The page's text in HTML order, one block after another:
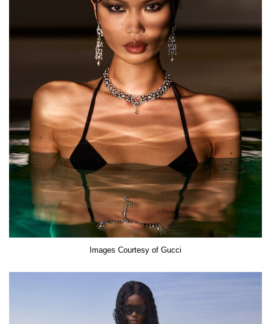
Images Courtesy of Gucci